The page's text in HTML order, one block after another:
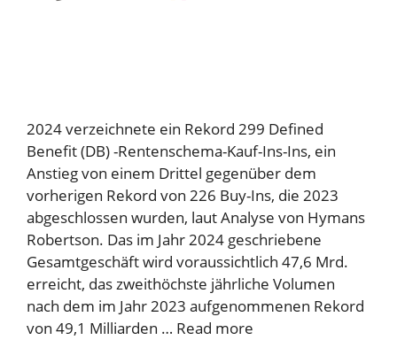
2024 verzeichnete ein Rekord 299 Defined
Benefit (DB) -Rentenschema-Kauf-Ins-Ins, ein
Anstieg von einem Drittel gegenüber dem
vorherigen Rekord von 226 Buy-Ins, die 2023
abgeschlossen wurden, laut Analyse von Hymans
Robertson. Das im Jahr 2024 geschriebene
Gesamtgeschäft wird voraussichtlich 47,6 Mrd.
erreicht, das zweithöchste jährliche Volumen
nach dem im Jahr 2023 aufgenommenen Rekord
von 49,1 Milliarden … Read more